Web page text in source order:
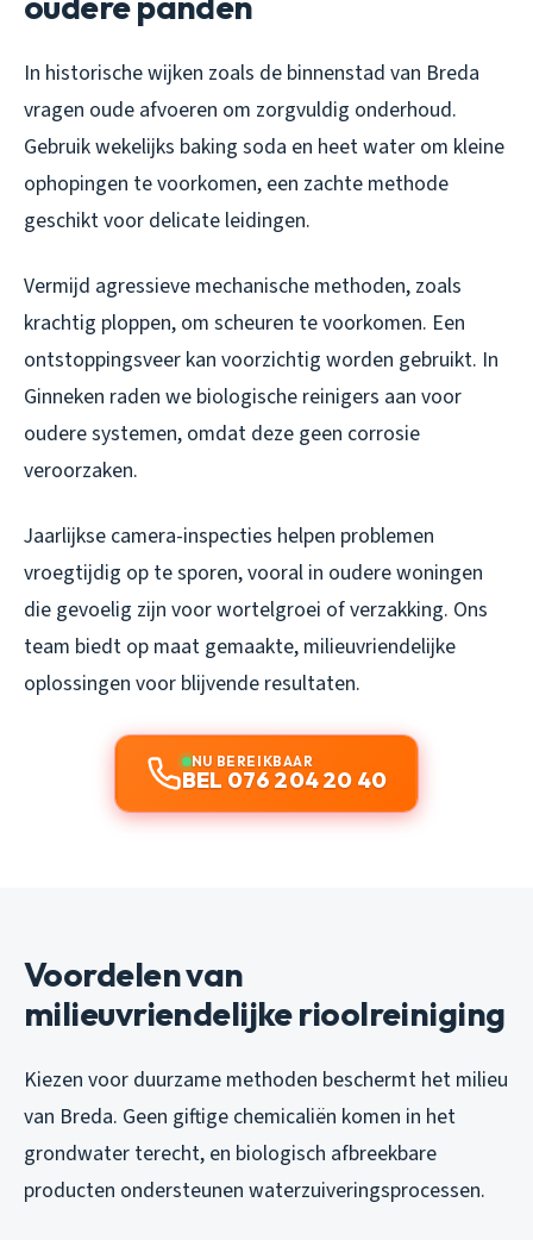
In historische wijken zoals de binnenstad van Breda
vragen oude afvoeren om zorgvuldig onderhoud.
Gebruik wekelijks baking soda en heet water om kleine
ophopingen te voorkomen, een zachte methode
geschikt voor delicate leidingen.
Vermijd agressieve mechanische methoden, zoals
krachtig ploppen, om scheuren te voorkomen. Een
ontstoppingsveer kan voorzichtig worden gebruikt. In
Ginneken raden we biologische reinigers aan voor
oudere systemen, omdat deze geen corrosie
veroorzaken.
Jaarlijkse camera-inspecties helpen problemen
vroegtijdig op te sporen, vooral in oudere woningen
die gevoelig zijn voor wortelgroei of verzakking. Ons
team biedt op maat gemaakte, milieuvriendelijke
oplossingen voor blijvende resultaten.
NU BEREIKBAAR
BEL 076 204 20 40
Voordelen van
milieuvriendelijke rioolreiniging
Kiezen voor duurzame methoden beschermt het milieu
van Breda. Geen giftige chemicaliën komen in het
grondwater terecht, en biologisch afbreekbare
producten ondersteunen waterzuiveringsprocessen.